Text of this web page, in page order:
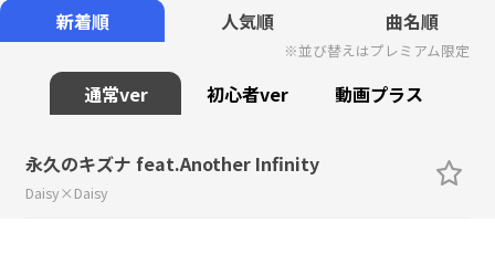
Mute
新着順 人気順 曲名順
※並び替えはプレミアム限定
通常ver 初心者ver 動画プラス
永久のキズナ feat.Another Infinity
Daisy×Daisy